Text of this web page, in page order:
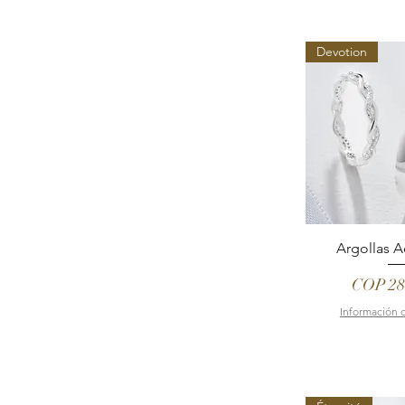
Devotion
Argollas
Price
COP
Información